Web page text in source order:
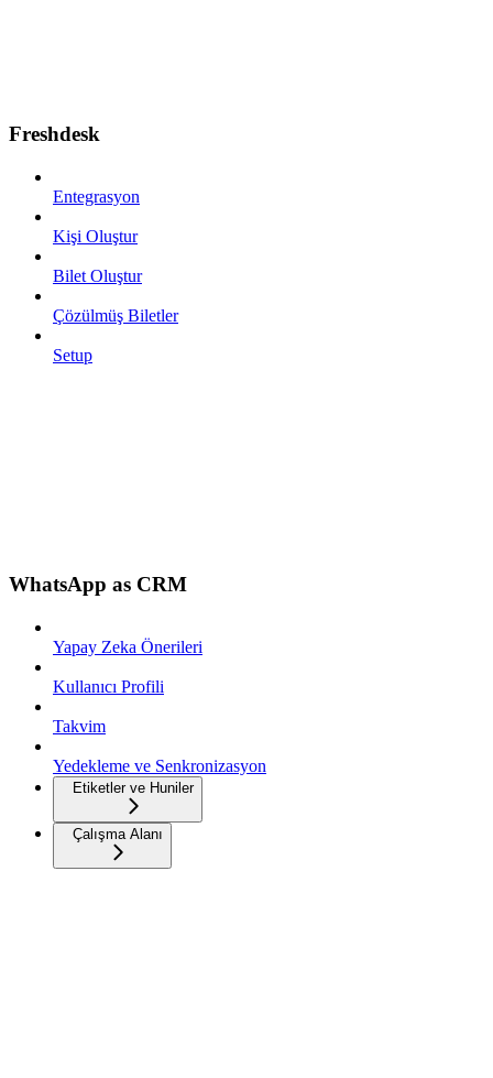
Freshdesk
Entegrasyon
Kişi Oluştur
Bilet Oluştur
Çözülmüş Biletler
Setup
WhatsApp as CRM
Yapay Zeka Önerileri
Kullanıcı Profili
Takvim
Yedekleme ve Senkronizasyon
Etiketler ve Huniler
Çalışma Alanı